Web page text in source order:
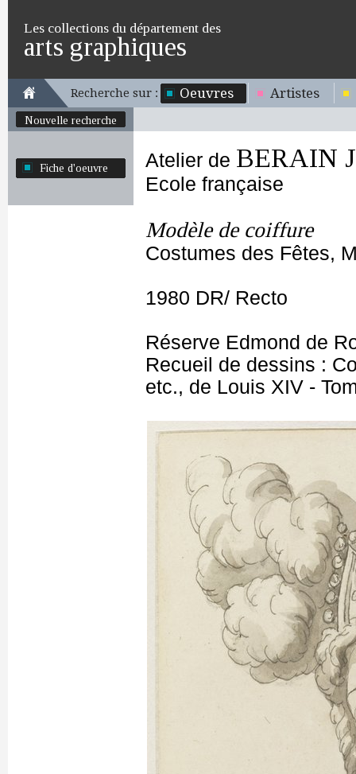
Les collections du département des
arts graphiques
Recherche sur : Oeuvres Artistes
Nouvelle recherche
Fiche d'oeuvre Atelier de BERAIN
Ecole française
Modèle de coiffure
Costumes des Fêtes,
1980 DR/ Recto
Réserve Edmond de
Recueil de dessins :
etc., de Louis XIV -